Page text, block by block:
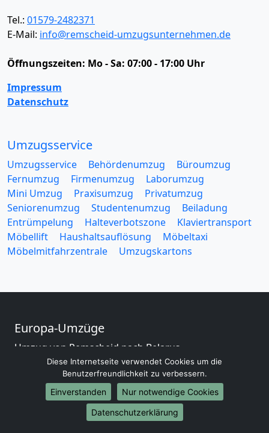
Tel.: 01579-2482371
E-Mail: info@remscheid-umzugsunternehmen.de
Öffnungszeiten: Mo - Sa: 07:00 - 17:00 Uhr
Impressum
Datenschutz
Umzugsservice
Umzugsservice Behördenumzug
Büroumzug
Fernumzug
Firmenumzug
Laborumzug
Mini Umzug
Praxisumzug
Privatumzug
Seniorenumzug
Studentenumzug
Beiladung
Entrümpelung
Halteverbotszone
Klaviertransport
Möbellift
Haushaltsauflösung
Möbeltaxi
Möbelmitfahrzentrale
Umzugskartons
Europa-Umzüge
Umzug von Remscheid nach Belarus
Umzug von Remscheid nach Belgien
Umzug von Remscheid nach Bulgarien
Umzug von Remscheid nach Dänemark
Umzug von Remscheid nach England
Umzug von Remscheid nach Portugal
Diese Internetseite verwendet Cookies um die
Benutzerfreundlichkeit zu verbessern.
Einverstanden
Nur notwendige Cookies
Datenschutzerklärung